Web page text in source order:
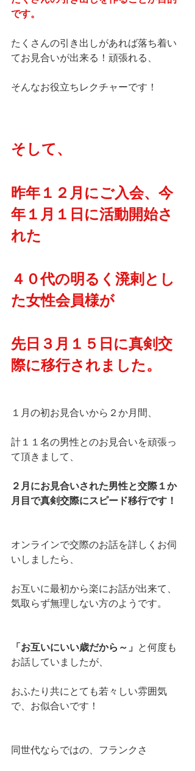
です。
たくさんの引き出しがあれば落ち着い
てお見合いが出来る！頑張れる、
そんなお役立ちレクチャーです！
そして、
昨年１２月にご入会、今
年１月１日に活動開始さ
れた
４０代の明るく溌剌とし
た女性会員様が
先日３月１５日に真剣交
際に移行されました。
１月の初お見合いから２か月間、
計１１名の男性とのお見合いを頑張っ
て頂きまして、
２月にお見合いされた男性と交際１か
月目で真剣交際にスピード移行です！
オンラインで交際のお話を詳しくお伺
いしましたら、
お互いに最初から楽にお話が出来て、
気取らず無理しない方のようです。
「お互いにいい歳だから～」 と何度も
お話していましたが、
おふたり共にとても若々しい雰囲気
で、お似合いです！
同世代ならではの、フランクさ